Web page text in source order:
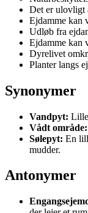
Det er ulovligt
Ejdamme kan
Udløb fra
Ejdamme kan
Dyrelivet
Planter langs
Synonymer
Vandpyt:
Vådt område:
Sølepyt: En
mudder.
Antonymer